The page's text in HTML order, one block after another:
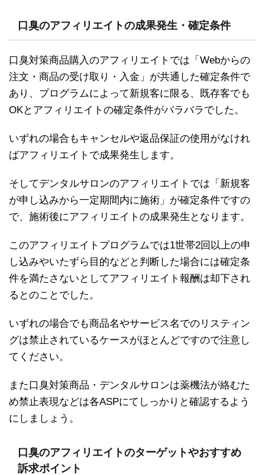
口臭のアフィリエイトの成果発生・確定条件
口臭対策商品購入のアフィリエイトでは「Webからの
注文・商品の受け取り・入金」が共通した確定条件で
あり、プログラムによって新規客に限る、既存客でも
OKとアフィリエイトの確定条件がバラバラでした。
いずれの場合もキャンセルや返品保証の使用がなけれ
ばアフィリエイトで成果発生します。
そしてデンタルサロンのアフィリエイトでは「新規客
が申し込みから一定期間内に施術」が確定条件ですの
で、施術後にアフィリエイトの成果発生となります。
このアフィリエイトプログラムでは1世帯2回以上の申
し込みやいたずら目的などと判断した場合には確定条
件を満たさないとしてアフィリエイト報酬は却下され
るとのことでした。
いずれの場合でも商品名やサービス名でのリスティン
グは禁止されているケースがほとんどですので注意し
てください。
また口臭対策商品・デンタルサロンは薬機法が絡むた
め禁止表現などは各ASPにてしっかりと確認するよう
にしましょう。
口臭のアフィリエイトのターゲットやおすすめ
訴求ポイント